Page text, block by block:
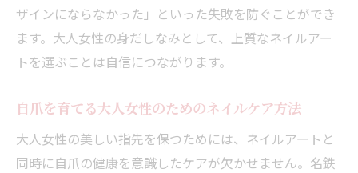
ザインにならなかった」といった失敗を防ぐことができ
ます。大人女性の身だしなみとして、上質なネイルアー
トを選ぶことは自信につながります。
自爪を育てる大人女性のためのネイルケア方法
大人女性の美しい指先を保つためには、ネイルアートと
同時に自爪の健康を意識したケアが欠かせません。名鉄